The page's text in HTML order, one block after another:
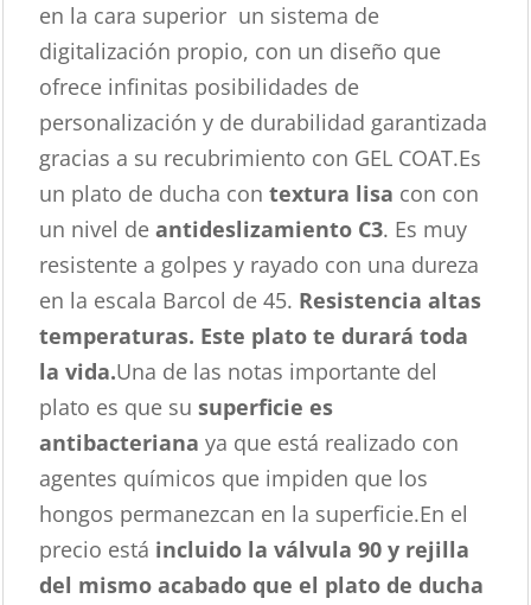
en la cara superior un sistema de
digitalización propio, con un diseño que
ofrece infinitas posibilidades de
personalización y de durabilidad garantizada
gracias a su recubrimiento con GEL COAT.Es
un plato de ducha con textura lisa con con
un nivel deantideslizamiento C3. Es muy
resistente a golpes y rayado con una dureza
en la escala Barcol de 45. Resistencia altas
temperaturas. Este plato te durará toda
la vida.Una de las notas importante del
plato es que susuperficie es
antibacterianaya que está realizado con
agentes químicos que impiden que los
hongos permanezcan en la superficie.En el
precio está incluido la válvula 90 y rejilla
del mismo acabado que el plato de ducha